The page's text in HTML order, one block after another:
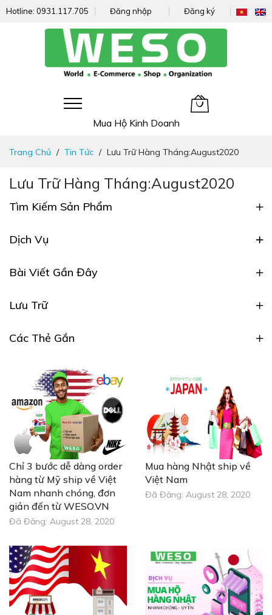
Hotline: 0931.117.705 Đăng nhập Đăng ký
Mua Hộ Kinh Doanh
nhanh
nội
Trang Chủ Tin Tức Lưu Trữ Hàng Tháng:August2020
Lưu Trữ Hàng Tháng:August2020
Chỉ 3 bước dễ dàng order
hàng từ Mỹ ship về Việt
Nam nhanh chóng, đơn
giản đến từ WESO.VN
Đã Đăng: August 28, 2020
Mua hàng Nhật ship về
Việt Nam
Đã Đăng: August 28, 2020
Tìm Kiếm Sản Phẩm
Dịch Vụ
Bài Viết Gần Đây
Lưu Trữ
Các Thẻ Gắn